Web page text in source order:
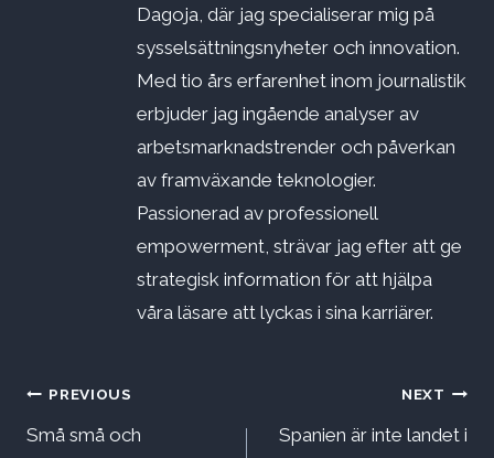
Dagoja, där jag specialiserar mig på
sysselsättningsnyheter och innovation.
Med tio års erfarenhet inom journalistik
erbjuder jag ingående analyser av
arbetsmarknadstrender och påverkan
av framväxande teknologier.
Passionerad av professionell
empowerment, strävar jag efter att ge
strategisk information för att hjälpa
våra läsare att lyckas i sina karriärer.
Inläggsnavigering
PREVIOUS
Små små och
NEXT
Spanien är inte landet i